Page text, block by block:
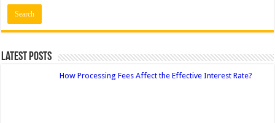
Latest Posts
How Processing Fees Affect the Effective Interest Rate?